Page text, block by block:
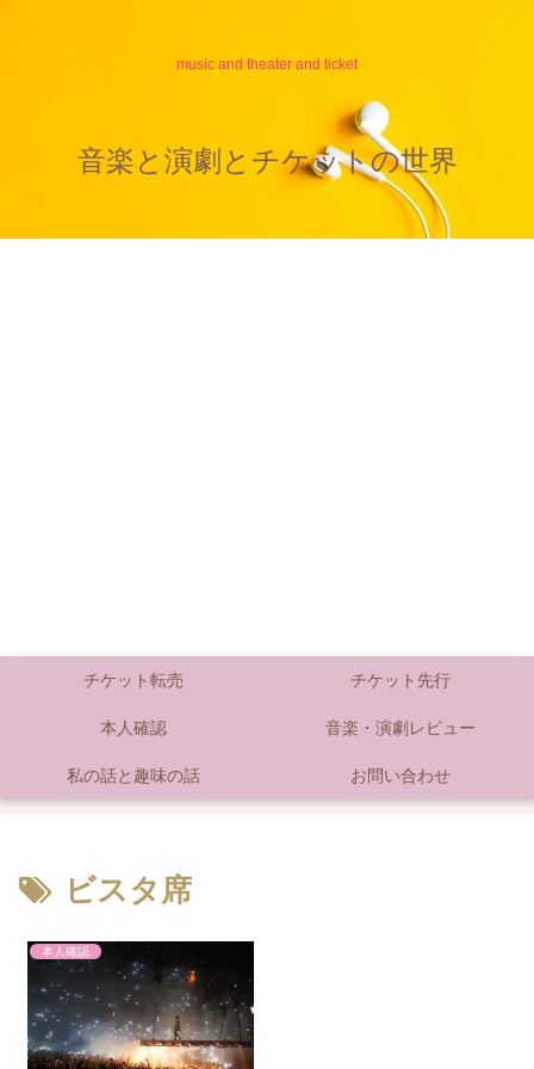
music and theater and ticket
音楽と演劇とチケットの世界
チケット転売 チケット先行
本人確認 音楽・演劇レビュー
私の話と趣味の話 お問い合わせ
ビスタ席
本人確認